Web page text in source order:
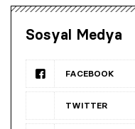
Sosyal Medya
FACEBOOK
TWITTER